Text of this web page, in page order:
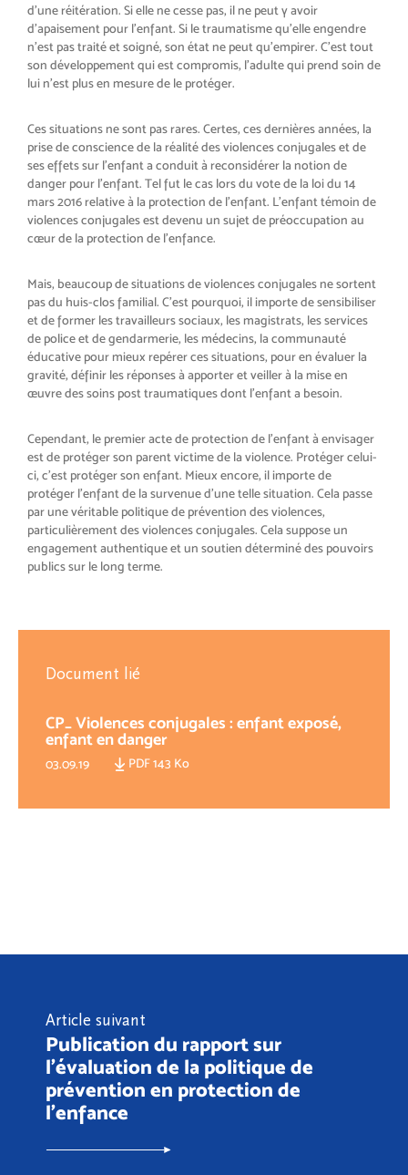
d’une réitération. Si elle ne cesse pas, il ne peut y avoir
d’apaisement pour l’enfant. Si le traumatisme qu’elle engendre
n’est pas traité et soigné, son état ne peut qu’empirer. C’est tout
son développement qui est compromis, l’adulte qui prend soin de
lui n’est plus en mesure de le protéger.
Ces situations ne sont pas rares. Certes, ces dernières années, la
prise de conscience de la réalité des violences conjugales et de
ses effets sur l’enfant a conduit à reconsidérer la notion de
danger pour l’enfant. Tel fut le cas lors du vote de la loi du 14
mars 2016 relative à la protection de l’enfant. L’enfant témoin de
violences conjugales est devenu un sujet de préoccupation au
cœur de la protection de l’enfance.
Mais, beaucoup de situations de violences conjugales ne sortent
pas du huis-clos familial. C’est pourquoi, il importe de sensibiliser
et de former les travailleurs sociaux, les magistrats, les services
de police et de gendarmerie, les médecins, la communauté
éducative pour mieux repérer ces situations, pour en évaluer la
gravité, définir les réponses à apporter et veiller à la mise en
œuvre des soins post traumatiques dont l’enfant a besoin.
Cependant, le premier acte de protection de l’enfant à envisager
est de protéger son parent victime de la violence. Protéger celui-
ci, c’est protéger son enfant. Mieux encore, il importe de
protéger l’enfant de la survenue d’une telle situation. Cela passe
par une véritable politique de prévention des violences,
particulièrement des violences conjugales. Cela suppose un
engagement authentique et un soutien déterminé des pouvoirs
publics sur le long terme.
Document lié
CP_ Violences conjugales : enfant exposé,
enfant en danger
03.09.19 PDF 143 Ko
Article suivant
Publication du rapport sur
l'évaluation de la politique de
prévention en protection de
l’enfance